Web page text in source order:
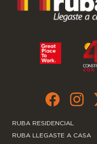
RUBA RESIDENCIAL
RUBA LLEGASTE A CASA